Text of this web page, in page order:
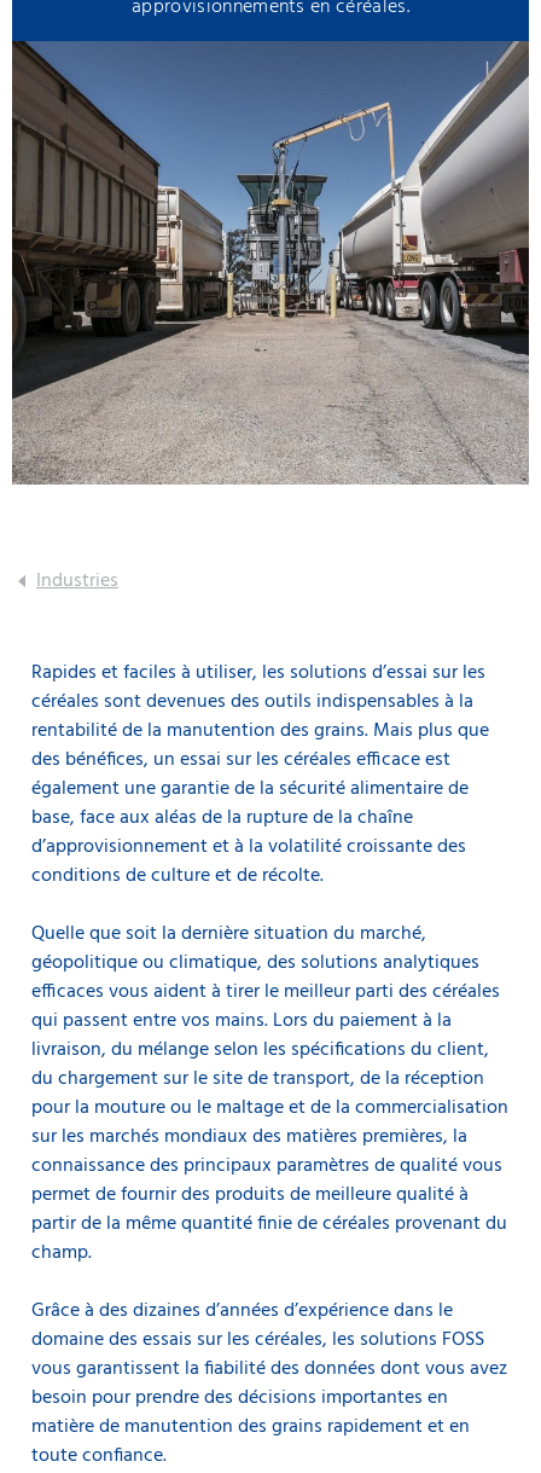
approvisionnements en céréales.
Industries
Rapides et faciles à utiliser, les solutions d’essai sur les
céréales sont devenues des outils indispensables à la
rentabilité de la manutention des grains. Mais plus que
des bénéfices, un essai sur les céréales efficace est
également une garantie de la sécurité alimentaire de
base, face aux aléas de la rupture de la chaîne
d’approvisionnement et à la volatilité croissante des
conditions de culture et de récolte.
Quelle que soit la dernière situation du marché,
géopolitique ou climatique, des solutions analytiques
efficaces vous aident à tirer le meilleur parti des céréales
qui passent entre vos mains. Lors du paiement à la
livraison, du mélange selon les spécifications du client,
du chargement sur le site de transport, de la réception
pour la mouture ou le maltage et de la commercialisation
sur les marchés mondiaux des matières premières, la
connaissance des principaux paramètres de qualité vous
permet de fournir des produits de meilleure qualité à
partir de la même quantité finie de céréales provenant du
champ.
Grâce à des dizaines d’années d’expérience dans le
domaine des essais sur les céréales, les solutions FOSS
vous garantissent la fiabilité des données dont vous avez
besoin pour prendre des décisions importantes en
matière de manutention des grains rapidement et en
toute confiance.